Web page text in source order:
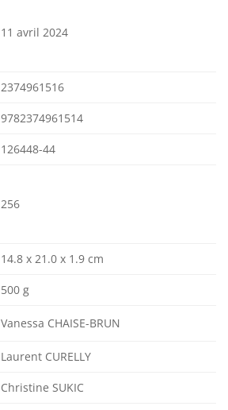
11 avril 2024
2374961516
9782374961514
126448-44
256
14.8 x 21.0 x 1.9 cm
500 g
Vanessa CHAISE-BRUN
Laurent CURELLY
Christine SUKIC